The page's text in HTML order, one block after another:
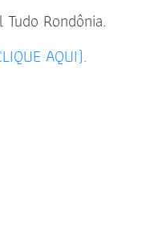
Rondônia.
AQUI).